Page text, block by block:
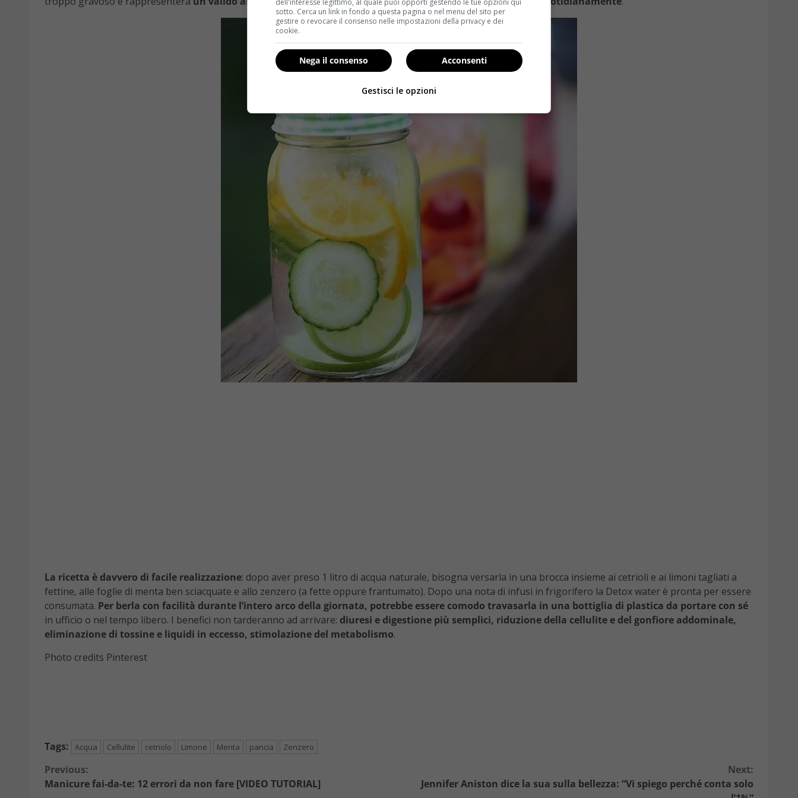
La ricetta è davvero di facile realizzazione: dopo aver preso 1 litro di acqua naturale, bisogna versarla in una brocca insieme ai cetrioli e ai limoni tagliati a
fettine, alle foglie di menta ben sciacquate e allo zenzero (a fette oppure frantumato). Dopo una nota di infusi in frigorifero la Detox water è pronta per essere
consumata. Per berla con facilità durante l’intero arco della giornata, potrebbe essere comodo travasarla in una bottiglia di plastica da portare con sé
in ufficio o nel tempo libero. I benefici non tarderanno ad arrivare: diuresi e digestione più semplici, riduzione della cellulite e del gonfiore addominale,
eliminazione di tossine e liquidi in eccesso, stimolazione del metabolismo.
Photo credits Pinterest
Tags: Acqua Cellulite cetriolo Limone Menta pancia Zenzero
Continue
Previous:
Manicure fai-da-te: 12 errori da non fare [VIDEO TUTORIAL]
Next:
Jennifer Aniston dice la sua sulla bellezza: “Vi spiego perché conta solo
dell'interesse legittimo, al quale puoi opporti gestendo le tue opzioni qui
sotto. Cerca un link in fondo a questa pagina o nel menu del sito per
gestire o revocare il consenso nelle impostazioni della privacy e dei
cookie.
Acconsenti
Nega il consenso
Gestisci le opzioni